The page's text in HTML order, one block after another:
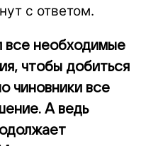
с ответом.
все необходимые
чтобы добиться
чиновники все
А ведь